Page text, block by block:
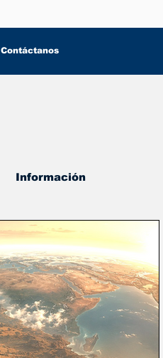
Contáctanos
Información